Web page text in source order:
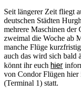
Seit längerer Zeit fliegt
deutschen Städten
mehrere Maschinen der
zweimal die Woche ab
manche Flüge
auch das wird sich bald
könnt ihr euch hier
von Condor Flügen hier
(Terminal 1) statt.